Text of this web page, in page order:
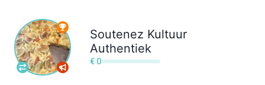
Soutenez Kultuur
Authentiek
€ 0